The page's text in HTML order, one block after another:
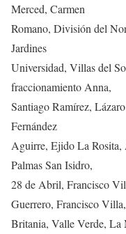
Merced, Carmen
Romano, División del
Jardines
Universidad, Villas del
fraccionamiento Anna,
Santiago Ramírez,
Fernández
Aguirre, Ejido La Rosita,
Palmas San Isidro,
28 de Abril, Francisco
Guerrero, Francisco Villa,
Britania, Valle Verde, La